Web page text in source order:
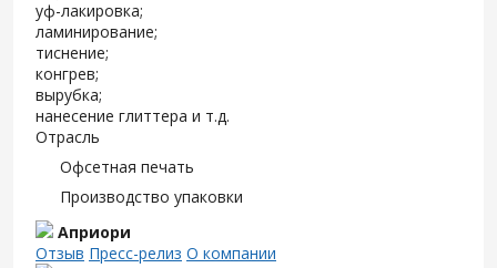
уф-лакировка;
ламинирование;
тиснение;
конгрев;
вырубка;
нанесение глиттера и т.д.
Отрасль
Офсетная печать
Производство упаковки
Априори
Отзыв Пресс-релиз О компании